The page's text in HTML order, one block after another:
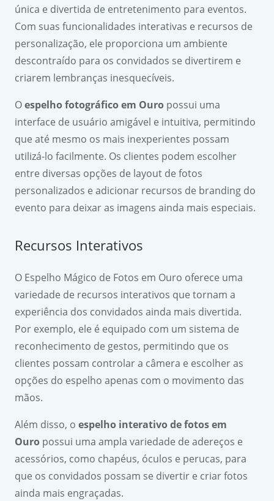
única e divertida de entretenimento para eventos.
Com suas funcionalidades interativas e recursos de
personalização, ele proporciona um ambiente
descontraído para os convidados se divertirem e
criarem lembranças inesquecíveis.
Oespelho fotográfico em Ouro possui uma
interface de usuário amigável e intuitiva, permitindo
que até mesmo os mais inexperientes possam
utilizá-lo facilmente. Os clientes podem escolher
entre diversas opções de layout de fotos
personalizados e adicionar recursos de branding do
evento para deixar as imagens ainda mais especiais.
Recursos Interativos
O Espelho Mágico de Fotos em Ouro oferece uma
variedade de recursos interativos que tornam a
experiência dos convidados ainda mais divertida.
Por exemplo, ele é equipado com um sistema de
reconhecimento de gestos, permitindo que os
clientes possam controlar a câmera e escolher as
opções do espelho apenas com o movimento das
mãos.
Além disso, o espelho interativo de fotos em
Ouro possui uma ampla variedade de adereços e
acessórios, como chapéus, óculos e perucas, para
que os convidados possam se divertir e criar fotos
ainda mais engraçadas.